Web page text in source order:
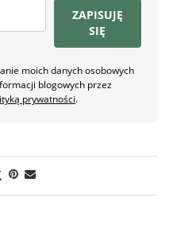
ZAPISUJĘ
SIĘ
moich danych osobowych
blogowych przez
prywatności.